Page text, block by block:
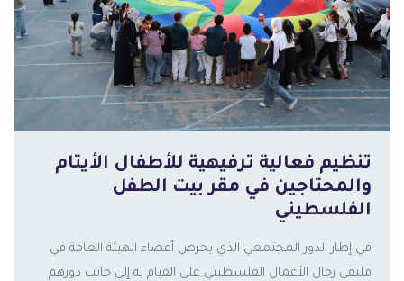
تنظيم فعالية ترفيهية للأطفال الأيتام
والمحتاجين في مقر بيت الطفل
الفلسطيني
في إطار الدور المجتمعي الذي يحرص أعضاء الهيئة العامة في
ملتقى رجال الأعمال الفلسطيني على القيام به إلى جانب دورهم